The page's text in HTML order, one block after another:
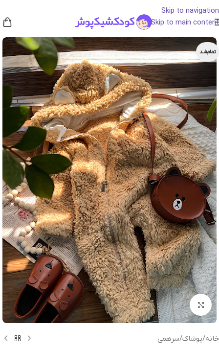
Skip to navigation
Skip to main content
تمام‌شد
بزرگنمایی تصویر
خانه/پوشاک/سرهمی